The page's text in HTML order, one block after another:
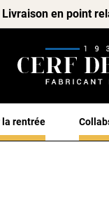
Livraison en point
la rentrée